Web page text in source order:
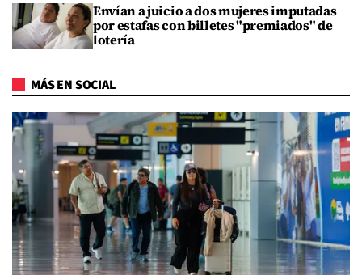
Envían a juicio a dos mujeres imputadas
por estafas con billetes "premiados" de
lotería
MÁS EN SOCIAL